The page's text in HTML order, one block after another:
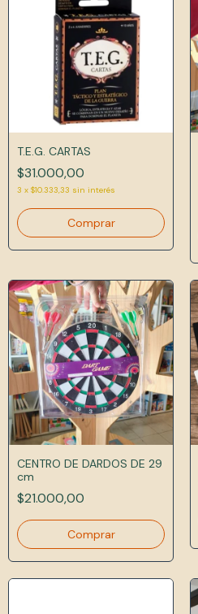
T.E.G. CARTAS
$31.000,00
3 x $10.333,33 sin interés
CENTRO DE DARDOS DE 29
cm
$21.000,00